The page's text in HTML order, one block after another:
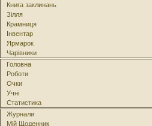
Книга заклинань
Зілля
Крамниця
Інвентар
Ярмарок
Чарівники
Головна
Роботи
Очки
Учні
Статистика
Журнали
Мій Щоденник